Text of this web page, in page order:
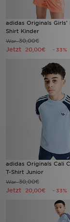
adidas Originals Girls'
Shirt Kinder
War30,00€
Jetzt 20,00€ - 33%
adidas Originals Cali
T-Shirt Junior
War30,00€
Jetzt 20,00€ - 33%